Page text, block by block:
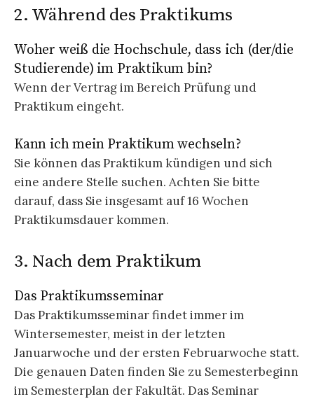
2. Während des Praktikums
Woher weiß die Hochschule, dass ich (der/die
Studierende) im Praktikum bin?
Wenn der Vertrag im Bereich Prüfung und
Praktikum eingeht.
Kann ich mein Praktikum wechseln?
Sie können das Praktikum kündigen und sich
eine andere Stelle suchen. Achten Sie bitte
darauf, dass Sie insgesamt auf 16 Wochen
Praktikumsdauer kommen.
3. Nach dem Praktikum
Das Praktikumsseminar
Das Praktikumsseminar findet immer im
Wintersemester, meist in der letzten
Januarwoche und der ersten Februarwoche statt.
Die genauen Daten finden Sie zu Semesterbeginn
im Semesterplan der Fakultät. Das Seminar